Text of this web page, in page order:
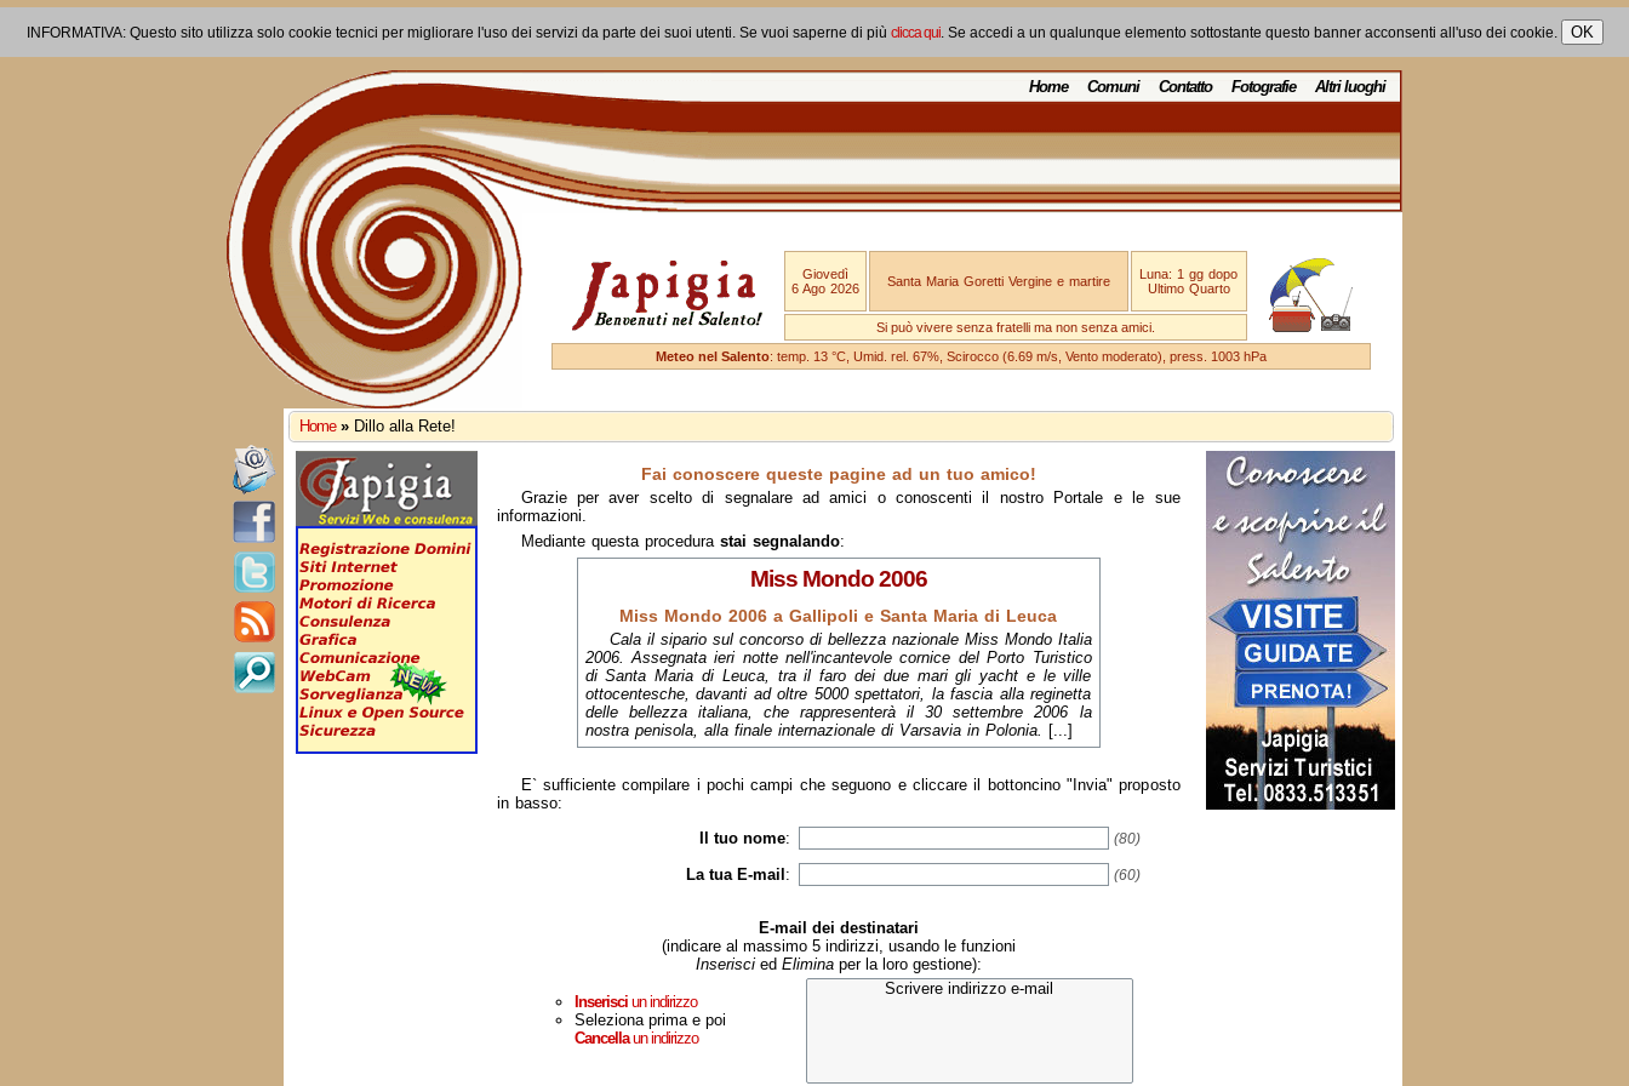
INFORMATIVA: Questo sito utilizza solo cookie tecnici per migliorare l'uso dei servizi da parte dei suoi utenti. Se vuoi saperne di più clicca qui. Se accedi a un qualunque elemento sottostante questo banner acconsenti all'uso dei cookie.
Home Comuni Contatto Fotografie Altri luoghi
Giovedì
6 Ago 2026
Santa Maria Goretti Vergine e martire
Luna: 1 gg dopo
Ultimo Quarto
Si può vivere senza fratelli ma non senza amici.
Meteo nel Salento: temp. 13 °C, Umid. rel. 67%, Scirocco (6.69 m/s, Vento moderato), press. 1003 hPa
Home » Dillo alla Rete!
Fai conoscere queste pagine ad un tuo amico!
Grazie per aver scelto di segnalare ad amici o conoscenti il nostro Portale e le sue
informazioni.
Mediante questa procedura stai segnalando:
Miss Mondo 2006
Miss Mondo 2006 a Gallipoli e Santa Maria di Leuca
Cala il sipario sul concorso di bellezza nazionale Miss Mondo Italia
2006. Assegnata ieri notte nell'incantevole cornice del Porto Turistico
di Santa Maria di Leuca, tra il faro dei due mari gli yacht e le ville
ottocentesche, davanti ad oltre 5000 spettatori, la fascia alla reginetta
delle bellezza italiana, che rappresenterà il 30 settembre 2006 la
nostra penisola, alla finale internazionale di Varsavia in Polonia. [...]
E` sufficiente compilare i pochi campi che seguono e cliccare il bottoncino "Invia" proposto
in basso:
Il tuo nome: (80)
La tua E-mail : (60)
E-mail dei destinatari
(indicare al massimo 5 indirizzi, usando le funzioni
Inseriscied Eliminaper la loro gestione):
Inserisciun indirizzo
Seleziona prima e poi
Cancellaun indirizzo